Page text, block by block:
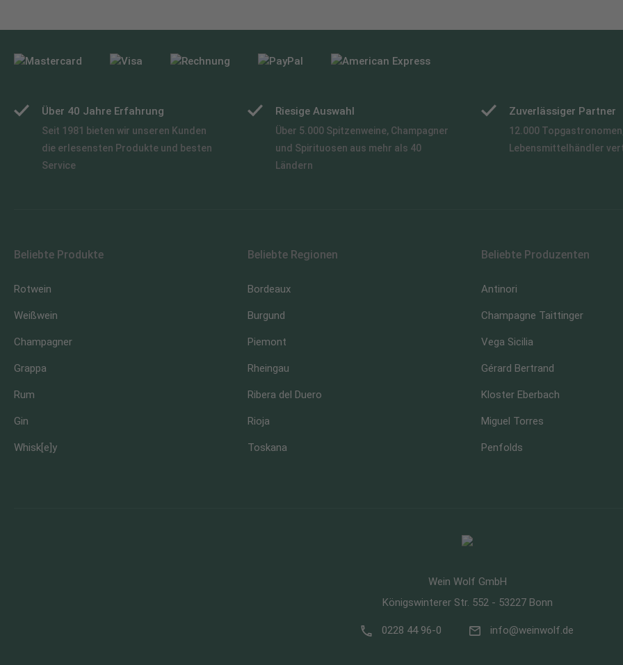
Über 40 Jahre Erfahrung
Seit 1981 bieten wir unseren Kunden
die erlesensten Produkte und besten
Service
Riesige Auswahl
Über 5.000 Spitzenweine, Champagner
und Spirituosen aus mehr als 40
Ländern
Zuverlässiger Partner
12.000
Lebensmittelhändler
Beliebte Produkte
Rotwein
Weißwein
Champagner
Grappa
Rum
Gin
Whisk[e]y
Beliebte Regionen
Bordeaux
Burgund
Piemont
Rheingau
Ribera del Duero
Rioja
Toskana
Beliebte Produzenten
Antinori
Champagne Taittinger
Vega Sicilia
Gérard Bertrand
Kloster Eberbach
Miguel Torres
Penfolds
Wein Wolf GmbH
Königswinterer Str. 552 - 53227 Bonn
0228 44 96-0 info@weinwolf.de